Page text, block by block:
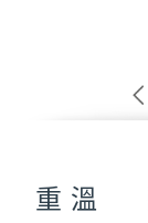
重溫